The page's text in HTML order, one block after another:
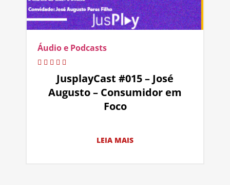
Áudio e Podcasts
JusplayCast #015 – José
Augusto – Consumidor em
Foco
LEIA MAIS